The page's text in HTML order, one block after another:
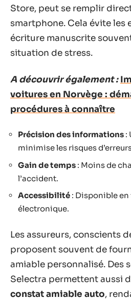
Store, peut se remplir
smartphone. Cela évite les
écriture manuscrite
situation de stress.
A découvrir également :
voitures en Norvège :
procédures à connaître
Précision des informations :
minimise les risques
Gain de temps : Moins de
l’accident.
Accessibilité : Disponible
électronique.
Les assureurs, conscients
proposent souvent de
amiable personnalisé. Des
Selectra permettent aussi
constat amiable auto,